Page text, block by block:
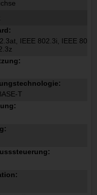
IEEE 802.3i, IEEE 80
T